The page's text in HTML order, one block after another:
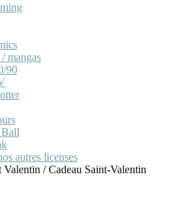
mangas
90
autres licenses
Valentin /Cadeau Saint-Valentin